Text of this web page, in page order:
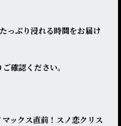
っぷり浸れる時間をお届け
確認ください。
ックス直前！スノ恋クリス